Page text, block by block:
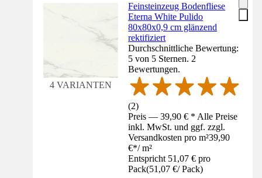
4 VARIANTEN
Feinsteinzeug Bodenfliese
Eterna White Pulido
80x80x0,9 cm glänzend
rektifiziert
Durchschnittliche Bewertung:
5 von 5 Sternen. 2
Bewertungen.
(2)
Preis — 39,90 € * Alle Preise
inkl. MwSt. und ggf. zzgl.
Versandkosten pro m²39,90
€*/ m²
Entspricht 51,07 € pro
Pack(51,07 €/ Pack)